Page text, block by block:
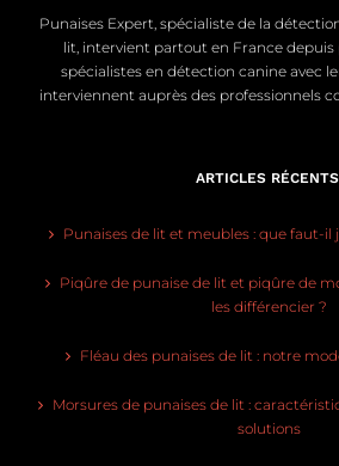
Punaises Expert, spécialiste de la
lit, intervient partout en France depuis
spécialistes en détection canine avec
interviennent auprès des professionnels
ARTICLES RÉCENTS
Punaises de lit et meubles : que faut-il
Piqûre de punaise de lit et piqûre de
les différencier ?
Fléau des punaises de lit : notre
Morsures de punaises de lit :
solutions